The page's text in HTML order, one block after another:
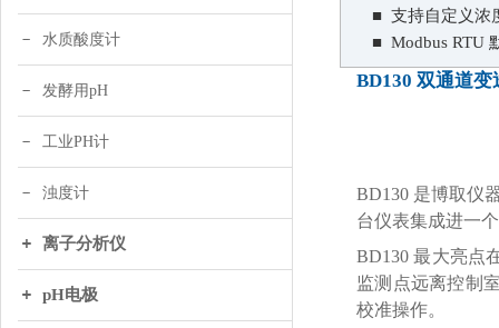
水质酸度计
发酵用pH
工业PH计
浊度计
离子分析仪
pH电极
■ 支持自定义浓
■ Modbus RTU
BD130 双通道
BD130 是博取仪
台仪表集成进一
BD130 最大亮点
监测点远离控制
校准操作。